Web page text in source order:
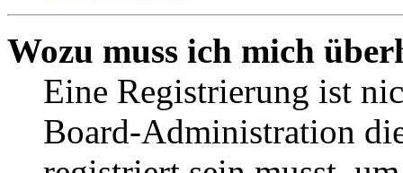
Wozu muss ich mich
Eine Registrierung ist
Board-Administration